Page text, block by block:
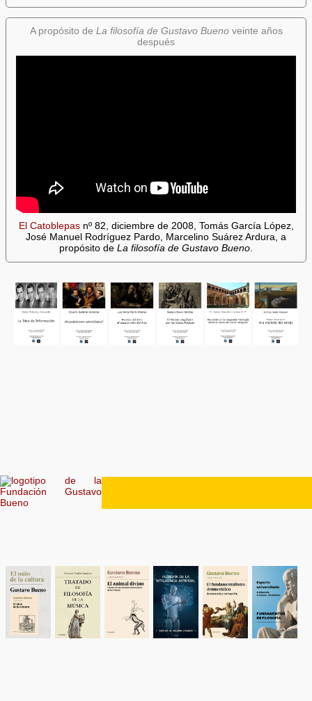
A propósito de La filosofía de Gustavo Buenoveinte años
después
El Catoblepasnº 82, diciembre de 2008, Tomás García López,
José Manuel Rodríguez Pardo, Marcelino Suárez Ardura, a
propósito de La filosofía de Gustavo Bueno